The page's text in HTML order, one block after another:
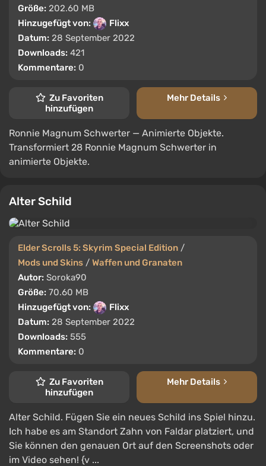
Größe: 202.60 MB
Hinzugefügt von:
Flixx
Datum: 28 September 2022
Downloads: 421
Kommentare: 0
Zu Favoriten
hinzufügen
Mehr Details
Ronnie Magnum Schwerter — Animierte Objekte.
Transformiert 28 Ronnie Magnum Schwerter in
animierte Objekte.
Alter Schild
Elder Scrolls 5: Skyrim Special Edition /
Mods und Skins / Waffen und Granaten
Autor: Soroka90
Größe: 70.60 MB
Hinzugefügt von:
Flixx
Datum: 28 September 2022
Downloads: 555
Kommentare: 0
Zu Favoriten
hinzufügen
Mehr Details
Alter Schild. Fügen Sie ein neues Schild ins Spiel hinzu.
Ich habe es am Standort Zahn von Faldar platziert, und
Sie können den genauen Ort auf den Screenshots oder
im Video sehen! {v ...